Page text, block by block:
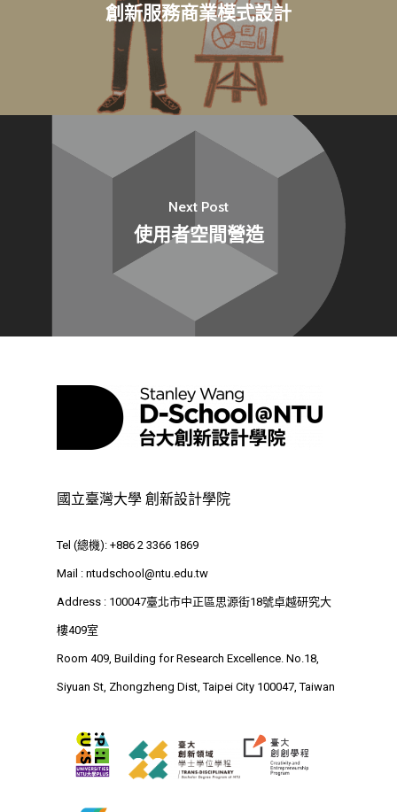
創新服務商業模式設計
Next Post
使用者空間營造
國立臺灣大學 創新設計學院
Tel (總機): +886 2 3366 1869
Mail : ntudschool@ntu.edu.tw
Address : 100047臺北市中正區思源街18號卓越研究大
樓409室
Room 409, Building for Research Excellence. No.18,
Siyuan St, Zhongzheng Dist, Taipei City 100047, Taiwan
最新消息
關於我們
相關法規
團隊成員
創新教育中心
創新領域學士學位學程
創意創業學分學程
相關計畫
跟著董總實習
企業出題X臺大解題
⁺SDGs
相關表單
Tel : +886 2 3366 1869
思源街18號卓越研究大
Taipei City 100047,